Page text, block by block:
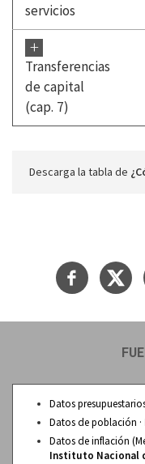
servicios
+
Transferencias
de capital
(cap. 7)
Descarga la tabla de
Datos
Datos de población ·
Datos de inflación
Instituto Nacional